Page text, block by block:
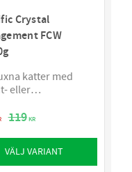
Crystal
FCW
katter med
eller
119KR
VÄLJ VARIANT